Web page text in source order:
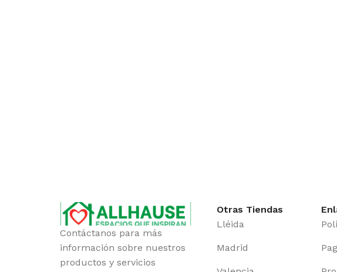
Contáctanos para más
información sobre nuestros
productos y servicios
Otras Tiendas
Lléida
Madrid